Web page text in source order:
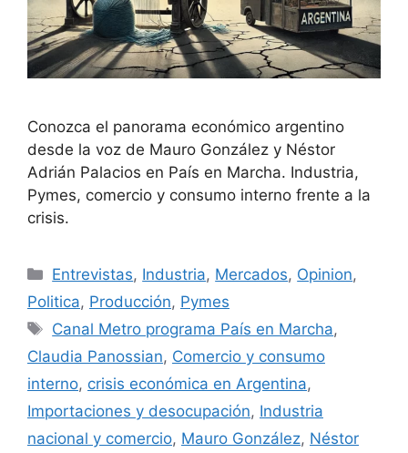
Conozca el panorama económico argentino
desde la voz de Mauro González y Néstor
Adrián Palacios en País en Marcha. Industria,
Pymes, comercio y consumo interno frente a la
crisis.
Entrevistas, Industria, Mercados, Opinion,
Politica, Producción, Pymes
Canal Metro programa País en Marcha,
Claudia Panossian, Comercio y consumo
interno, crisis económica en Argentina,
Importaciones y desocupación, Industria
nacional y comercio, Mauro González, Néstor